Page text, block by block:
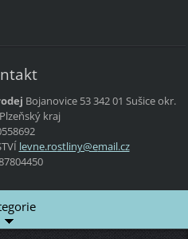
Bojanovice 53342 01 Sušiceokr.
kraj
levne.rostliny@email.cz